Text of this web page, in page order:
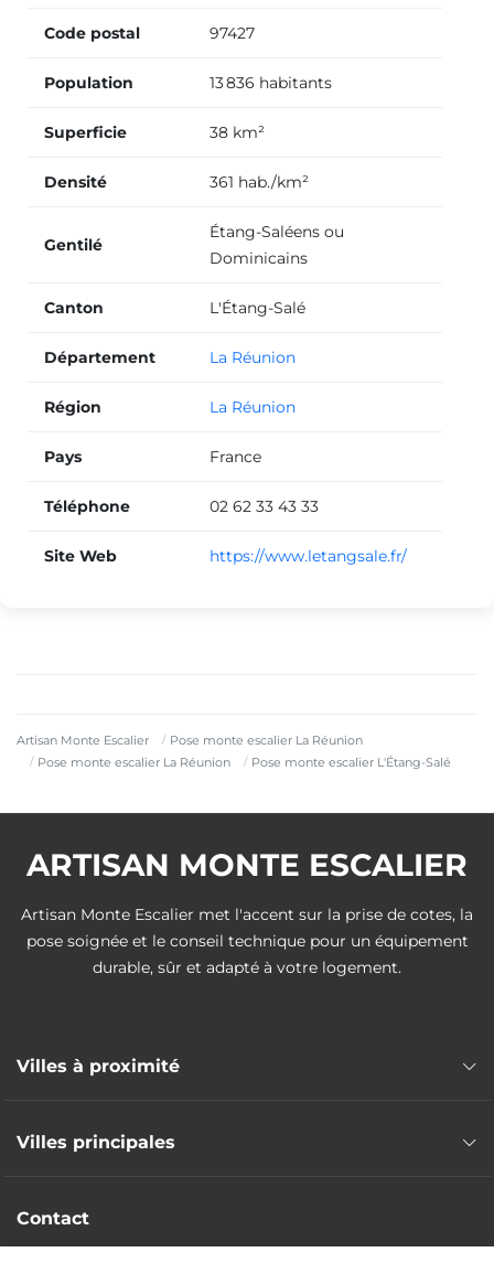
Artisan Monte Escalier
Pose monte escalier La Réunion
Pose monte escalier La Réunion
Pose monte escalier L'Étang-Salé
Code postal 97427
Population 13 836 habitants
Superficie 38 km²
Densité 361 hab./km²
Gentilé
Étang-Saléens ou
Dominicains
Canton L'Étang-Salé
Département La Réunion
Région La Réunion
Pays France
Téléphone 02 62 33 43 33
Site Web https://www.letangsale.fr/
ARTISAN MONTE ESCALIER
Artisan Monte Escalier met l'accent sur la prise de cotes, la
pose soignée et le conseil technique pour un équipement
durable, sûr et adapté à votre logement.
Villes à proximité
Pose monte escalier Saint-Louis
Villes principales
Pose monte escalier Saint-Paul
Pose monte escalier Saint-André
Contact